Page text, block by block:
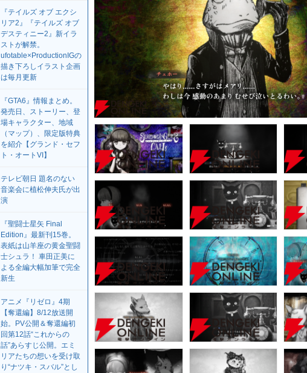
『テイルズ オブ エクシ
リア2』『テイルズ オブ
デスティニー2』新イラ
ストが解禁。
ufotable×ProductionIGの
描き下ろしイラスト企画
は毎月更新
『GTA6』情報まとめ。
発売日、ストーリー、登
場キャラクター、地域
（マップ）、限定版特典
を紹介【グランド・セフ
ト・オートVI】
テレビ朝日 題名のない
音楽会に植松伸夫氏が出
演
『聖闘士星矢 Final
Edition』最新刊15巻。
表紙は山羊座の黄金聖闘
士シュラ！ 車田正美に
よる全編大幅加筆で完全
新生
アニメ『リゼロ』4期
【奪還編】8/12放送開
始。PV公開＆奪還編初
回第12話“これからの
話”あらすじ公開。エミ
リアたちの想いを受け取
り“ナツキ・スバル”とし